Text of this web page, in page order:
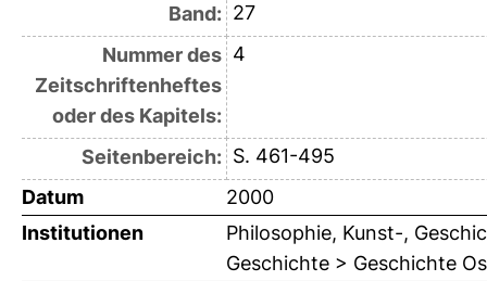
Band: 27
Nummer des
Zeitschriftenheftes
oder des Kapitels:
4
Seitenbereich: S. 461-495
Datum
2000
Institutionen
Philosophie, Kunst-,
Geschichte > Geschichte